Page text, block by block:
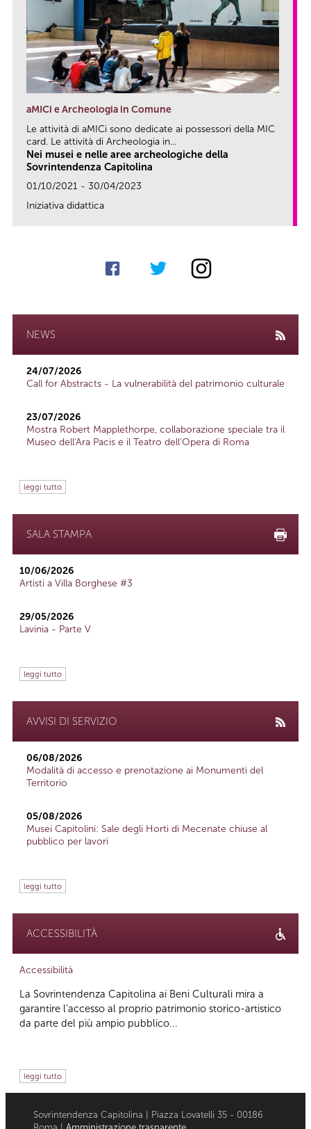
aMICi e Archeologia in Comune
Le attività di aMICi sono dedicate ai possessori della MIC
card. Le attività di Archeologia in...
Nei musei e nelle aree archeologiche della
Sovrintendenza Capitolina
01/10/2021 - 30/04/2023
Iniziativa didattica
NEWS
24/07/2026
Call for Abstracts - La vulnerabilità del patrimonio culturale
23/07/2026
Mostra Robert Mapplethorpe, collaborazione speciale tra il
Museo dell'Ara Pacis e il Teatro dell'Opera di Roma
leggi tutto
SALA STAMPA
10/06/2026
Artisti a Villa Borghese #3
29/05/2026
Lavinia - Parte V
leggi tutto
AVVISI DI SERVIZIO
06/08/2026
Modalità di accesso e prenotazione ai Monumenti del
Territorio
05/08/2026
Musei Capitolini: Sale degli Horti di Mecenate chiuse al
pubblico per lavori
leggi tutto
ACCESSIBILITÀ
Accessibilità
La Sovrintendenza Capitolina ai Beni Culturali mira a
garantire l’accesso al proprio patrimonio storico-artistico
da parte del più ampio pubblico...
leggi tutto
Sovrintendenza Capitolina | Piazza Lovatelli 35 - 00186